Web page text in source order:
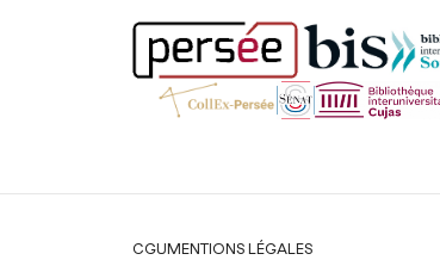
Légal
CGUMENTIONS LÉGALES